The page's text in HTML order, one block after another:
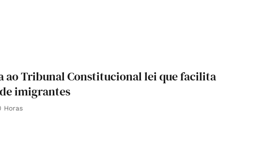
ao Tribunal Constitucional lei que facilita
imigrantes
Horas